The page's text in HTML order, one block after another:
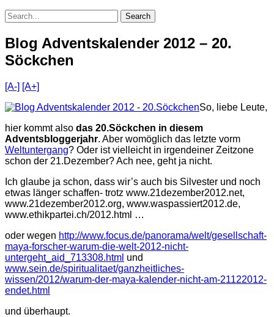
Blog Adventskalender 2012 – 20.
Söckchen
[A-] [A+]
So, liebe Leute,
hier kommt also das 20.Söckchen in diesem
Adventsbloggerjahr. Aber womöglich das letzte vorm
Weltuntergang? Oder ist vielleicht in irgendeiner Zeitzone
schon der 21.Dezember? Ach nee, geht ja nicht.
Ich glaube ja schon, dass wir’s auch bis Silvester und noch
etwas länger schaffen- trotz www.21dezember2012.net,
www.21dezember2012.org, www.waspassiert2012.de,
www.ethikpartei.ch/2012.html …
oder wegen http://www.focus.de/panorama/welt/gesellschaft-
maya-forscher-warum-die-welt-2012-nicht-
untergeht_aid_713308.html und
www.sein.de/spiritualitaet/ganzheitliches-
wissen/2012/warum-der-maya-kalender-nicht-am-21122012-
endet.html
und überhaupt.